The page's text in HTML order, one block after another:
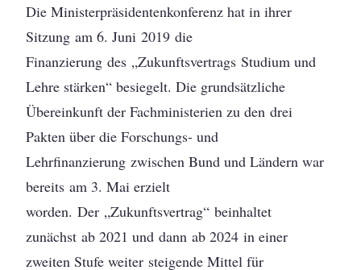
Die Ministerpräsidentenkonferenz hat in ihrer
Sitzung am 6. Juni 2019 die
Finanzierung des „Zukunftsvertrags Studium und
Lehre stärken“ besiegelt. Die grundsätzliche
Übereinkunft der Fachministerien zu den drei
Pakten über die Forschungs- und
Lehrfinanzierung zwischen Bund und Ländern war
bereits am 3. Mai erzielt
worden. Der „Zukunftsvertrag“ beinhaltet
zunächst ab 2021 und dann ab 2024 in einer
zweiten Stufe weiter steigende Mittel für